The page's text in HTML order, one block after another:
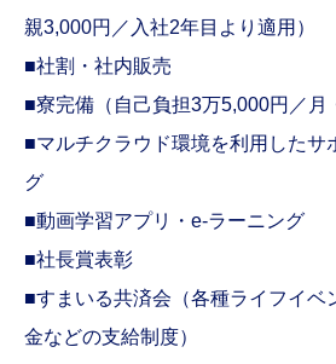
親3,000円／入社2年目より適用）
■社割・社内販売
■寮完備（自己負担3万5,000円／月
■マルチクラウド環境を利用したサ
グ
■動画学習アプリ・e-ラーニング
■社長賞表彰
■すまいる共済会（各種ライフイベ
金などの支給制度）